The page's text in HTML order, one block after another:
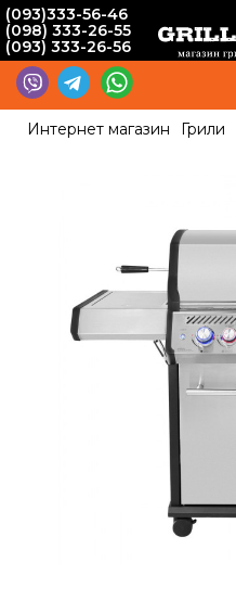
(093)333-56-46
(098) 333-26-55
(093) 333-26-56
Интернет магазин Грили